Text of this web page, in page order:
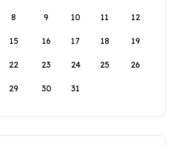
8 9 10 11 12
15 16 17 18 19
22 23 24 25 26
29 30 31